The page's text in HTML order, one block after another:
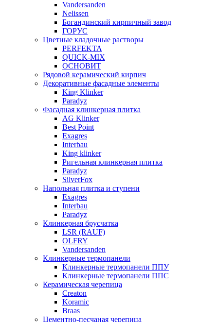
Vandersanden
Nelissen
Богандинский кирпичный завод
ГОРУС
Цветные кладочные растворы
PERFEKTA
QUICK-MIX
ОСНОВИТ
Рядовой керамический кирпич
Декоративные фасадные элементы
King Klinker
Paradyz
Фасадная клинкерная плитка
AG Klinker
Best Point
Exagres
Interbau
King klinker
Ригельная клинкерная плитка
Paradyz
SilverFox
Напольная плитка и ступени
Exagres
Interbau
Paradyz
Клинкерная брусчатка
LSR (RAUF)
OLFRY
Vandersanden
Клинкерные термопанели
Клинкерные термопанели ППУ
Клинкерные термопанели ППC
Керамическая черепица
Creaton
Koramic
Braas
Цементно-песчаная черепица